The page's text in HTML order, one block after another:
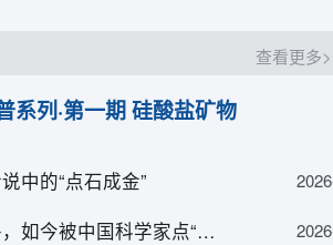
查看更多>
系列·第一期 硅酸盐矿物
中的“点石成金”
【科学大院】这种矿物曾经以低价运往国外，如今被中国科学家点“土”成金